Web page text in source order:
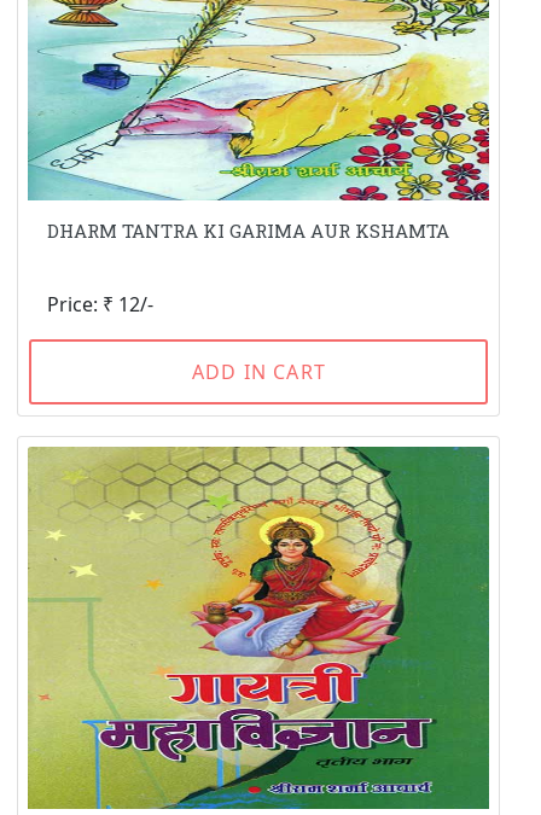
DHARM TANTRA KI GARIMA AUR KSHAMTA
Price: ₹ 12/-
ADD IN CART